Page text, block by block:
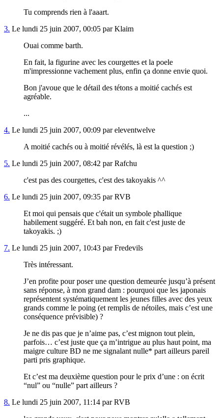
Tu comprends rien à l'aaart.
3. Le lundi 25 juin 2007, 00:05 par Klaim
Ouai comme barth.
En fait, la figurine avec les courgettes et la poele
m'impressionne vachement plus, enfin ça donne envie quoi.
Bon j'avoue que le détail des tétons a moitié cachés est
agréable.
...
4. Le lundi 25 juin 2007, 00:09 par eleventwelve
A moitié cachés ou à moitié révélés, là est la question ;)
5. Le lundi 25 juin 2007, 08:42 par Rafchu
c'est pas des courgettes, c'est des takoyakis ^^
6. Le lundi 25 juin 2007, 09:35 par RVB
Et moi qui pensais que c'était un symbole phallique
habilement suggéré. Et bah non, en fait c'est juste de
takoyakis. ;)
7. Le lundi 25 juin 2007, 10:43 par Fredevils
Très intéressant.
J’en profite pour poser une question demeurée jusqu’à présent
sans réponse, à mon grand dam : pourquoi que les japonais
représentent systématiquement les jeunes filles avec des yeux
grands comme le poing (et remplis de nétoiles, mais c’est une
conséquence prévisible) ?
Je ne dis pas que je n’aime pas, c’est mignon tout plein,
parfois… c’est juste que ça m’intrigue au plus haut point, ma
maigre culture BD ne me signalant nulle* part ailleurs pareil
parti pris graphique.
Et c’est ma deuxième question pour le prix d’une : on écrit
“nul” ou “nulle” part ailleurs ?
8. Le lundi 25 juin 2007, 11:14 par RVB